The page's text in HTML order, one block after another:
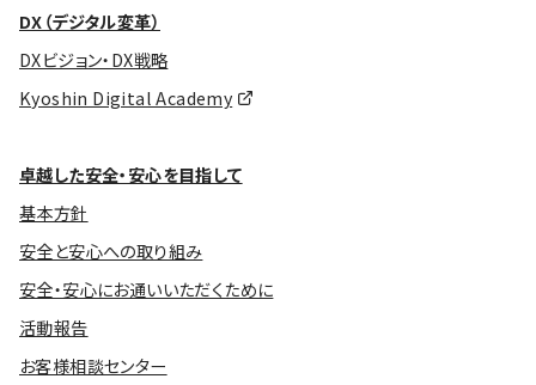
DX（デジタル変革）
DXビジョン・DX戦略
Kyoshin Digital Academy
卓越した安全・安心を目指して
基本方針
安全と安心への取り組み
安全・安心にお通いいただくために
活動報告
お客様相談センター